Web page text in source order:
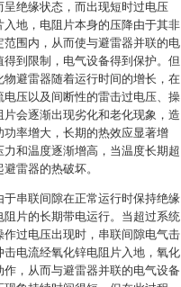
呈绝缘状态，而出现短时过电压
入地，电阻片本身的压降由于其非
围内，从而使与避雷器并联的电
到限制，电气设备得到保护。但
避雷器随着运行时间的增长，在
压以及间断性的雷击过电压、操
会逐渐出现劣化和老化现象，造
功率增大，长期的热效应显著增
和温度逐渐增高，当温度长期超
雷器的热破坏。
串联间隙在正常运行时保持绝缘
片的长期带电运行。当超过系统
作过电压出现时，串联间隙电气击
击电流经氧化锌电阻片入地，氧化
，从而与避雷器并联的电气设备